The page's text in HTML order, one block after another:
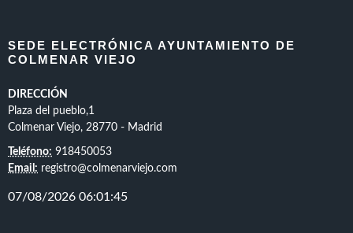
SEDE ELECTRÓNICA AYUNTAMIENTO DE
COLMENAR VIEJO
DIRECCIÓN
Plaza del pueblo,1
Colmenar Viejo, 28770 - Madrid
Teléfono: 918450053
Email: registro@colmenarviejo.com